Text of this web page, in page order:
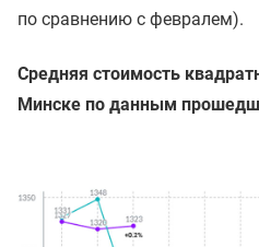
по сравнению с февралем).
Средняя стоимость
Минске по данным